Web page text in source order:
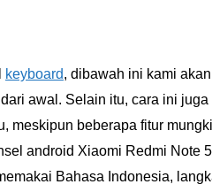
keyboard, dibawah ini kami
awal. Selain itu, cara ini juga
meskipun beberapa fitur
android Xiaomi Redmi Note
Bahasa Indonesia,